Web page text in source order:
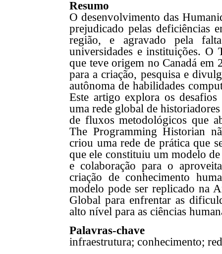
Resumo
O desenvolvimento das
prejudicado pelas deficiências
região, e agravado pela
universidades e instituições.
que teve origem no Canadá em
para a criação, pesquisa e
autônoma de habilidades
Este artigo explora os
uma rede global de
de fluxos metodológicos que
The Programming Historian
criou uma rede de prática que
que ele constituiu um modelo
e colaboração para o
criação de conhecimento
modelo pode ser replicado na
Global para enfrentar as
alto nível para as ciências
Palavras-chave
infraestrutura; conhecimento;